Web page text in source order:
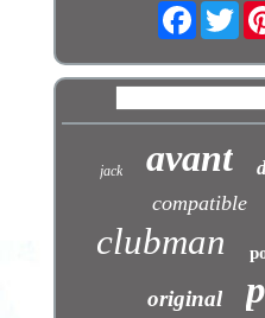
Facebook
jack avant
compatible
clubman
original